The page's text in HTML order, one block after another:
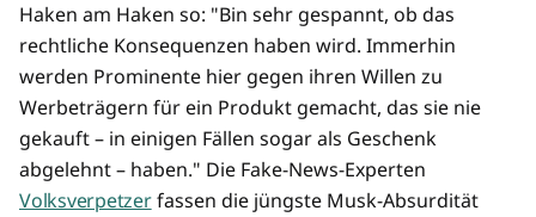
Haken am Haken so: "Bin sehr gespannt, ob das
rechtliche Konsequenzen haben wird. Immerhin
werden Prominente hier gegen ihren Willen zu
Werbeträgern für ein Produkt gemacht, das sie nie
gekauft – in einigen Fällen sogar als Geschenk
abgelehnt – haben." Die Fake-News-Experten
Volksverpetzerfassen die jüngste Musk-Absurdität